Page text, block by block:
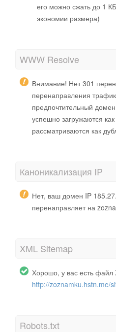
его можно сжать до 1
экономии размера)
WWW Resolve
Внимание! Нет 301
перенаправления
предпочтительный
успешно загружаются
рассматриваются как
Каноникализация IP
Нет, ваш домен IP
перенаправляет на
XML Sitemap
Хорошо, у вас есть файл
http://zoznamku.hstn.me/
Robots.txt